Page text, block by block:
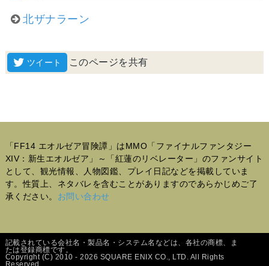
北ザナラーン
このページを共有
「FF14 エオルゼア冒険譚」はMMO「ファイナルファンタジー
XIV：新生エオルゼア」～「紅蓮のリベレーター」のファンサイト
として、観光情報、人物図鑑、プレイ日記などを掲載していま
す。性質上、ネタバレを含むことがありますのであらかじめご了
承ください。 お問い合わせ
記載されている会社名・製品名・システム名などは、各社の商標、ま
たは登録商標です。
Copyright (C) 2010 - 2026 SQUARE ENIX CO., LTD. All Rights
Reserved.